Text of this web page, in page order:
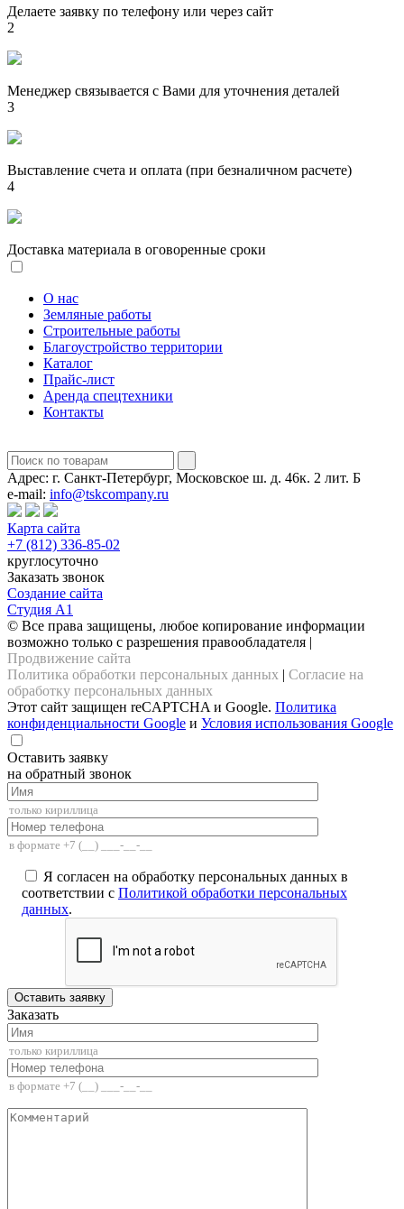
Делаете заявку по телефону или через сайт
2
Менеджер связывается с Вами для уточнения деталей
3
Выставление счета и оплата (при безналичном расчете)
4
Доставка материала в оговоренные сроки
О нас
Земляные работы
Строительные работы
Благоустройство территории
Каталог
Прайс-лист
Аренда спецтехники
Контакты
Адрес: г. Санкт-Петербург, Московское ш. д. 46к. 2 лит. Б
e-mail: info@tskcompany.ru
Карта сайта
+7 (812) 336-85-02
круглосуточно
Заказать звонок
Создание сайта
Студия А1
© Все права защищены, любое копирование информации
возможно только с разрешения правообладателя |
Продвижение сайта
Политика обработки персональных данных | Согласие на
обработку персональных данных
Этот сайт защищен reCAPTCHA и Google. Политика
конфиденциальности Google и Условия использования Google
Оставить заявку
на обратный звонок
Я согласен на обработку персональных данных в
соответствии с Политикой обработки персональных
данных.
Заказать